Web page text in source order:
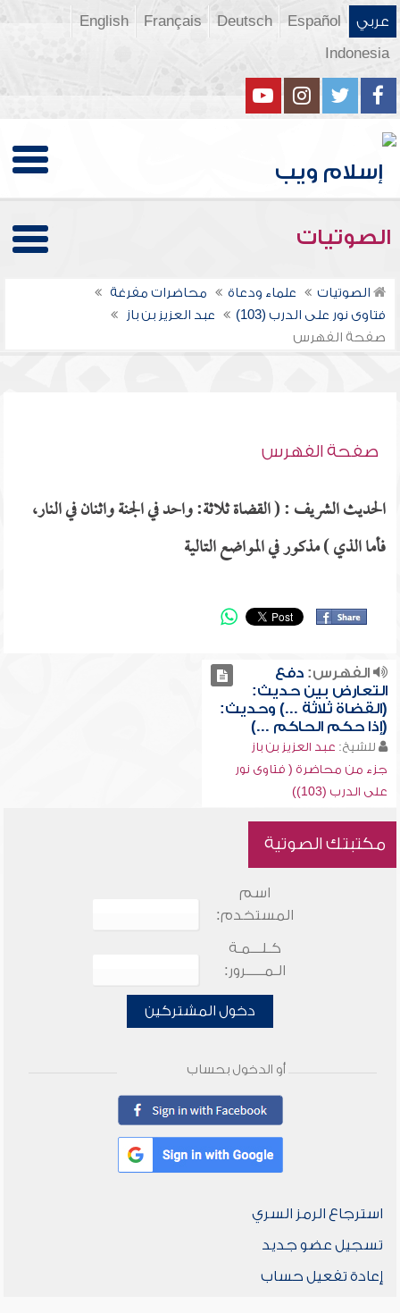
عربي Español
Deutsch
Français
English
Indonesia
الصوتيات
الصوتيات علماء ودعاة
محاضرات مفرغة
فتاوى نور على الدرب (103)
عبد العزيز بن باز
صفحة الفهرس
صفحة الفهرس
الحديث الشريف : ( القضاة ثلاثة: واحد في الجنة واثنان في النار،
فأما الذي ) مذكور في المواضع التالية
الفهرس:دفع
التعارض بين حديث:
(القضاة ثلاثة ...) وحديث:
(إذا حكم الحاكم ...)
للشيخ: عبد العزيز بن باز
جزء من محاضرة ( فتاوى نور
على الدرب (103))
مكتبتك الصوتية
اسم
المستخدم:
كـلـــمـة
الـمـــــرور:
دخول المشتركين
أو الدخول بحساب
استرجاع الرمز السري
تسجيل عضو جديد
إعادة تفعيل حساب